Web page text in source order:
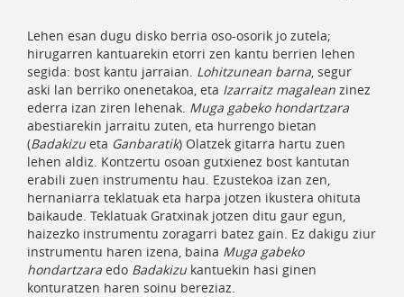
Lehen esan dugu disko berria oso-osorik jo zutela;
hirugarren kantuarekin etorri zen kantu berrien lehen
segida: bost kantu jarraian. Lohitzunean barna, segur
aski lan berriko onenetakoa, eta Izarraitz magalean zinez
ederra izan ziren lehenak. Muga gabeko hondartzara
abestiarekin jarraitu zuten, eta hurrengo bietan
(Badakizu eta Ganbaratik) Olatzek gitarra hartu zuen
lehen aldiz. Kontzertu osoan gutxienez bost kantutan
erabili zuen instrumentu hau. Ezustekoa izan zen,
hernaniarra teklatuak eta harpa jotzen ikustera ohituta
baikaude. Teklatuak Gratxinak jotzen ditu gaur egun,
haizezko instrumentu zoragarri batez gain. Ez dakigu ziur
instrumentu haren izena, baina Muga gabeko
hondartzara edo Badakizu kantuekin hasi ginen
konturatzen haren soinu bereziaz.